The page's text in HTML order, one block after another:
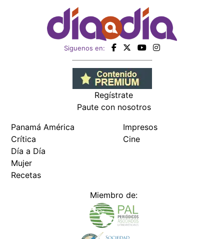
Siguenos en:
Regístrate
Paute con nosotros
Panamá América
Crítica
Día a Día
Mujer
Recetas
Impresos
Cine
Miembro de: